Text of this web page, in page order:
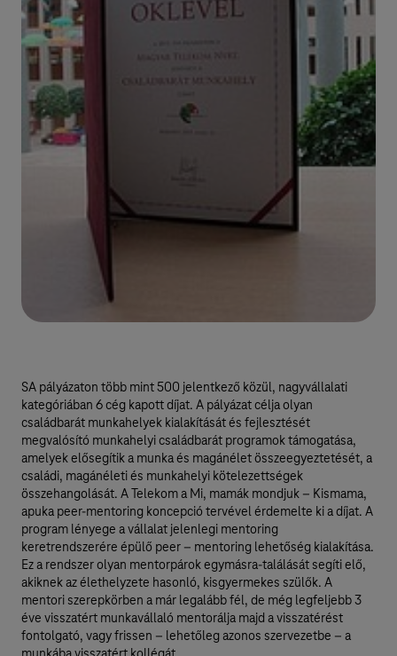
SA pályázaton több mint 500 jelentkező közül, nagyvállalati
kategóriában 6 cég kapott díjat. A pályázat célja olyan
családbarát munkahelyek kialakítását és fejlesztését
megvalósító munkahelyi családbarát programok támogatása,
amelyek elősegítik a munka és magánélet összeegyeztetését, a
családi, magánéleti és munkahelyi kötelezettségek
összehangolását. A Telekom a Mi, mamák mondjuk – Kismama,
apuka peer-mentoring koncepció tervével érdemelte ki a díjat. A
program lényege a vállalat jelenlegi mentoring
keretrendszerére épülő peer – mentoring lehetőség kialakítása.
Ez a rendszer olyan mentorpárok egymásra-találását segíti elő,
akiknek az élethelyzete hasonló, kisgyermekes szülők. A
mentori szerepkörben a már legalább fél, de még legfeljebb 3
éve visszatért munkavállaló mentorálja majd a visszatérést
fontolgató, vagy frissen – lehetőleg azonos szervezetbe – a